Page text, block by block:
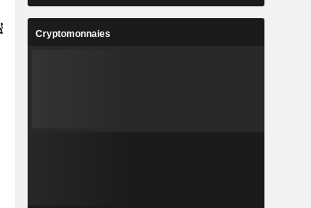
Cryptomonnaies